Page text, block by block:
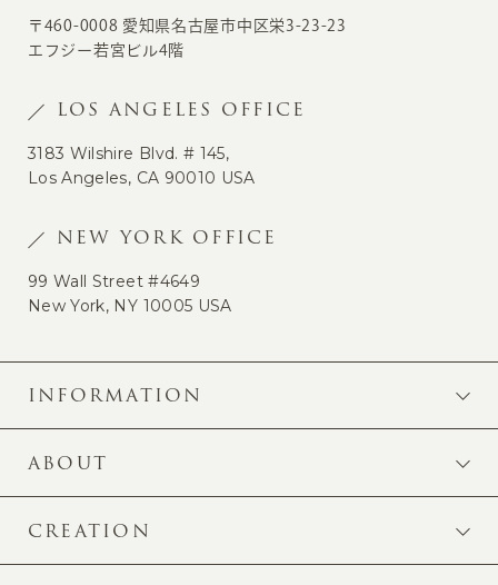
〒460-0008 愛知県名古屋市中区栄3-23-23
エフジー若宮ビル4階
LOS ANGELES OFFICE
3183 Wilshire Blvd. # 145,
Los Angeles, CA 90010 USA
NEW YORK OFFICE
99 Wall Street #4649
New York, NY 10005 USA
INFORMATION
ABOUT
CREATION